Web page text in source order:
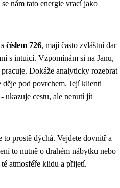
nám tato energie vrací jako
číslem 726, mají často zvláštní dar
s intuicí. Vzpomínám si na Janu,
Dokáže analyticky rozebrat
děje pod povrchem. Její klienti
ukazuje cestu, ale nenutí jít
prostě dýchá. Vejdete dovnitř a
to nutně o drahém nábytku nebo
atmosféře klidu a přijetí.